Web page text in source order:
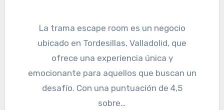
La trama escape room es un negocio
ubicado en Tordesillas, Valladolid, que
ofrece una experiencia única y
emocionante para aquellos que buscan un
desafío. Con una puntuación de 4,5
sobre…